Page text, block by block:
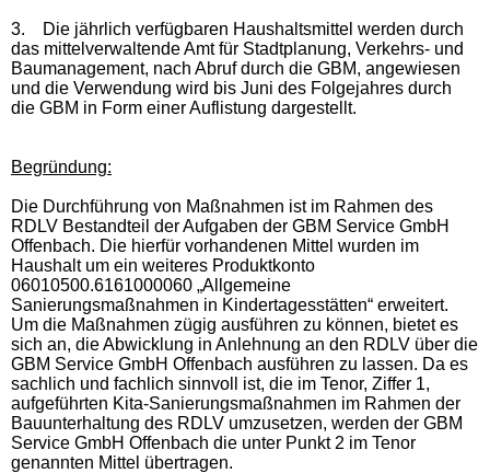
3.
Die jährlich verfügbaren Haushaltsmittel werden durch
das mittelverwaltende Amt für Stadtplanung, Verkehrs- und
Baumanagement, nach Abruf durch die GBM, angewiesen
und die Verwendung wird bis Juni des Folgejahres durch
die GBM in Form einer Auflistung dargestellt.
Begründung:
Die Durchführung von Maßnahmen ist im Rahmen des
RDLV Bestandteil der Aufgaben der GBM Service GmbH
Offenbach. Die hierfür vorhandenen Mittel wurden im
Haushalt um ein weiteres Produktkonto
06010500.6161000060 „Allgemeine
Sanierungsmaßnahmen in Kindertagesstätten“ erweitert.
Um die Maßnahmen zügig ausführen zu können, bietet es
sich an, die Abwicklung in Anlehnung an den RDLV über die
GBM Service GmbH Offenbach ausführen zu lassen. Da es
sachlich und fachlich sinnvoll ist, die im Tenor, Ziffer 1,
aufgeführten Kita-Sanierungsmaßnahmen im Rahmen der
Bauunterhaltung des RDLV umzusetzen, werden der GBM
Service GmbH Offenbach die unter Punkt 2 im Tenor
genannten Mittel übertragen.